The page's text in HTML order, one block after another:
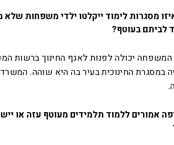
מסגרות לימוד ייקלטו ילדי משפחות שלא
לביתם בעוטף?
יכולה לפנות לאגף החינוך ברשות
במסגרת החינוכית בעיר בה היא שוהה.
אמורים ללמוד תלמידים מעוטף עזה או